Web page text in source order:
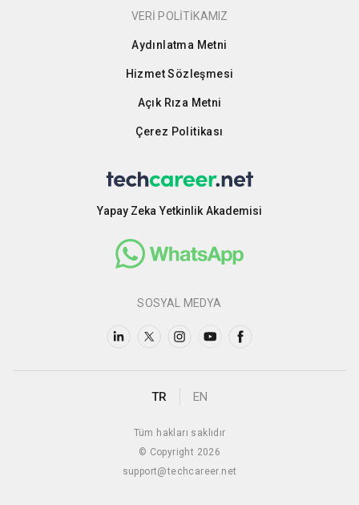
VERİ POLİTİKAMIZ
Aydınlatma Metni
Hizmet Sözleşmesi
Açık Rıza Metni
Çerez Politikası
Yapay Zeka Yetkinlik Akademisi
SOSYAL MEDYA
TR EN
Tüm hakları saklıdır
© Copyright 2026
support@techcareer.net